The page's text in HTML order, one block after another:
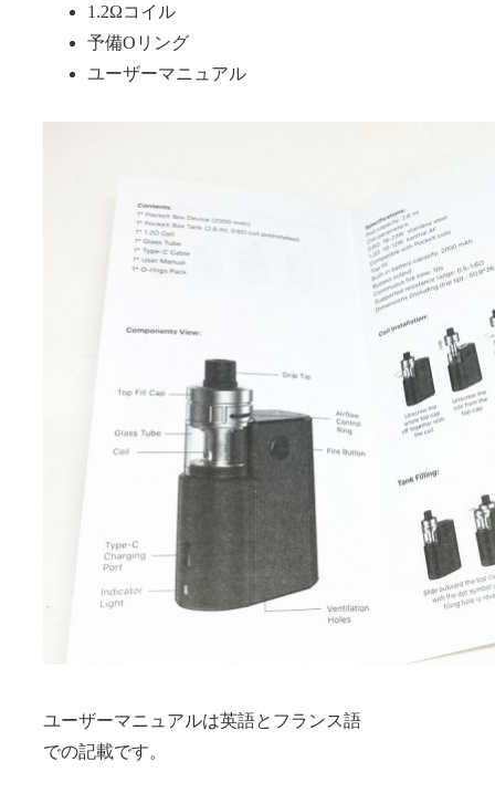
1.2Ωコイル
予備Oリング
ユーザーマニュアル
ユーザーマニュアルは英語とフランス語
での記載です。